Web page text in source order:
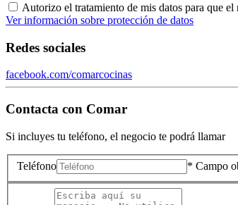
Autorizo el tratamiento de mis datos para que
Ver información sobre protección de datos
Redes sociales
facebook.com/comarcocinas
Contacta con Comar
Si incluyes tu teléfono, el negocio te podrá llamar
Teléfono * Campo